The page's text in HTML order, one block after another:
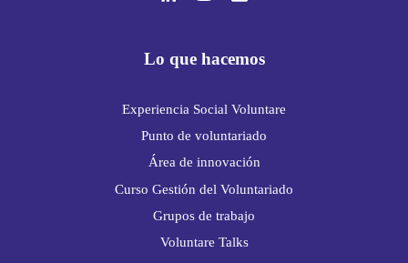
Lo que hacemos
Experiencia Social Voluntare
Punto de voluntariado
Área de innovación
Curso Gestión del Voluntariado
Grupos de trabajo
Voluntare Talks